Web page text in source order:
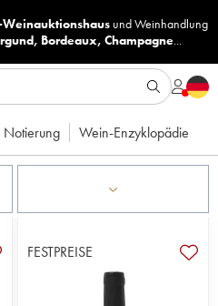
undWeinhandlung
, Bordeaux, Champagne...
Notierung Wein-Enzyklopädie
FESTPREISE